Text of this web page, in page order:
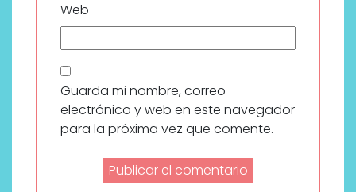
Web
Guarda mi nombre, correo
electrónico y web en este navegador
para la próxima vez que comente.